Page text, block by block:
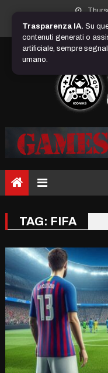
content
TAG: FIFA
Trasparenza IA. Su
contenuti generati o
artificiale, sempre
umano.